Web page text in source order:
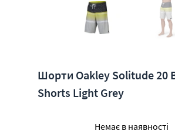
Шорти Oakley Solitude 20
Shorts Light Grey
Немає в наявності